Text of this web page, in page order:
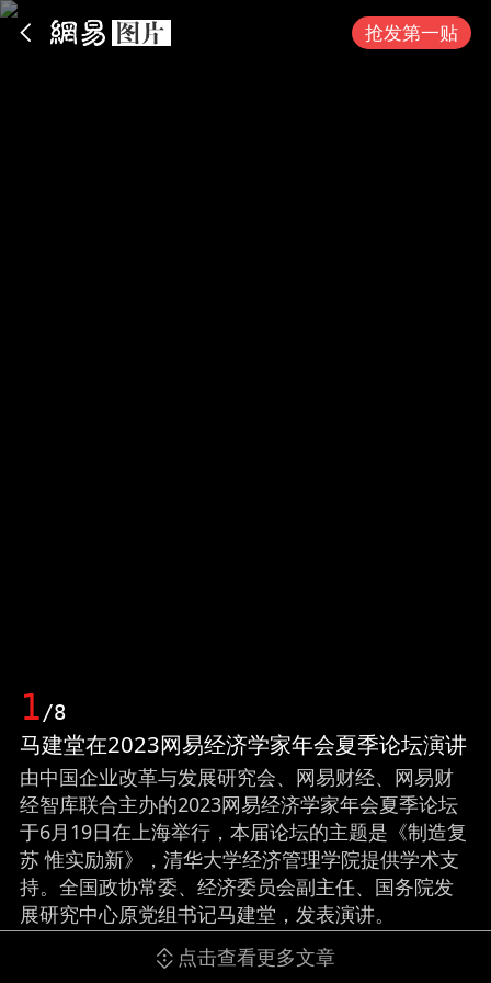
抢发第一贴
1/8
马建堂在2023网易经济学家年会夏季论坛演讲
由中国企业改革与发展研究会、网易财经、网易财
经智库联合主办的2023网易经济学家年会夏季论坛
于6月19日在上海举行，本届论坛的主题是《制造复
苏 惟实励新》，清华大学经济管理学院提供学术支
持。全国政协常委、经济委员会副主任、国务院发
展研究中心原党组书记马建堂，发表演讲。
点击查看更多文章
App内打开